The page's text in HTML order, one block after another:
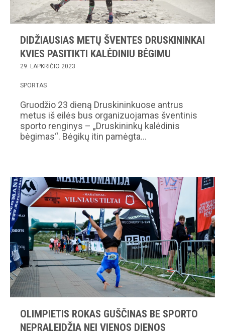
DIDŽIAUSIAS METŲ ŠVENTES DRUSKININKAI
KVIES PASITIKTI KALĖDINIU BĖGIMU
29. LAPKRIČIO 2023
SPORTAS
Gruodžio 23 dieną Druskininkuose antrus
metus iš eilės bus organizuojamas šventinis
sporto renginys – „Druskininkų kalėdinis
bėgimas“. Bėgikų itin pamėgta…
OLIMPIETIS ROKAS GUŠČINAS BE SPORTO
NEPRALEIDŽIA NEI VIENOS DIENOS